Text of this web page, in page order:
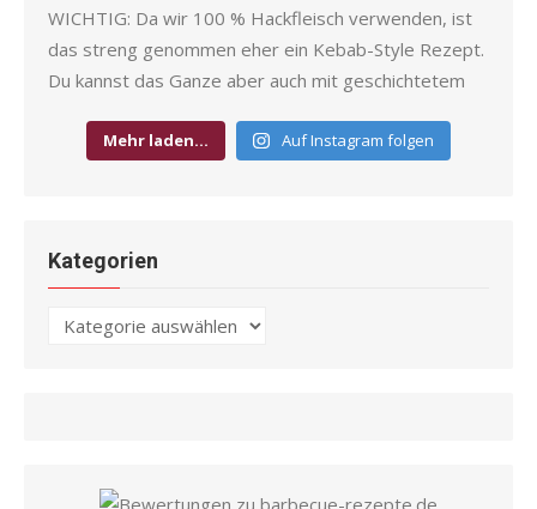
Mehr laden… Auf Instagram folgen
Kategorien
Kategorien